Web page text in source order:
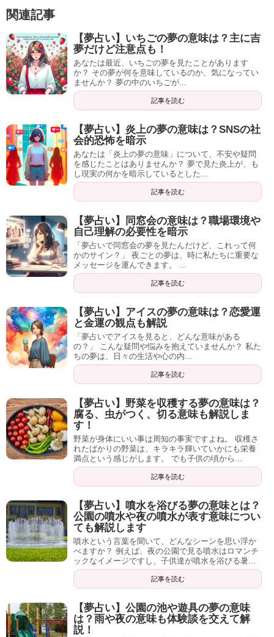
人間ドックや健康診断など、最近やってないな～と思うの
であれば、これを機に是非病院に行ってみてください。
夢が強い警告を出してくれています。
チャンスを逃してしまうことを暗示します。
合コンのお誘いにダブルブッキングしてしまったり、買い
損ねた株が高騰したりするかもしれません。
残念ですが、もともとなかったものですから、今回は割り
切って諦めて、次のチャンスは逃さないよう前向きに考え
ましょう。
チャンスは香りに寄ってくる、とも言います。
香水をつけて運気アップを試みてみてはいかがでしょう
か。
シャネル CHANEL チャンスオ
Amazon 楽天市場
記事の続きを読む
関連記事 【夢占い】赤ちゃんの夢38選！泣く、笑う、双子の意味など解説！
関連記事
【夢占い】いちごの夢の意味は？主に吉
夢だけど注意点も！
あなたは最近、いちごの夢を見たことがあります
か？ その夢が何を意味しているのか、気になってい
ませんか？ 夢の中のいちごが...
記事を読む
【夢占い】炎上の夢の意味は？SNSの社
会的恐怖を暗示
あなたは「炎上の夢の意味」について、不安や疑問
を感じたことはありませんか？ 夢で見た炎上が、も
し現実の何かを暗示しているとした...
記事を読む
【夢占い】同窓会の意味は？職場環境や
自己理解の必要性を暗示
「夢占いで同窓会の夢を見たんだけど、これって何
かのサイン？」 夜ごとの夢は、時に私たちに重要な
メッセージを運んできます。 ...
記事を読む
【夢占い】アイスの夢の意味は？恋愛運
と金運の観点も解説
「夢占いでアイスを見ると、どんな意味がある
の？」 こんな疑問や悩みを抱えていませんか？ 私た
ちの夢は、日々の生活や心の内...
記事を読む
【夢占い】野菜を収穫する夢の意味は？
腐る、虫がつく、切る意味も解説しま
す！
野菜が身体にいい事は周知の事実ですよね。 収穫さ
れたばかりの野菜は、キラキラ輝いていかにも栄養
満点という感じがします。 でも子供の頃から...
記事を読む
【夢占い】噴水を浴びる夢の意味とは？
公園の噴水や夜の噴水が表す意味につい
ても解説します
噴水という言葉を聞いて、どんなシーンを思い浮か
べますか？ 例えば、夜の公園で見る噴水はロマンチ
ックなイメージですし、子供達が噴水を浴びる暑...
記事を読む
【夢占い】公園の池や遊具の夢の意味
は？雨や夜の意味も体験談を交えて解
説！